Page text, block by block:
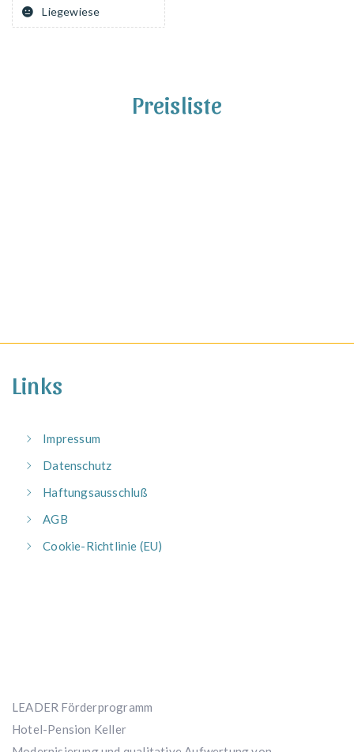
Liegewiese
Preisliste
Links
Impressum
Datenschutz
Haftungsausschluß
AGB
Cookie-Richtlinie (EU)
LEADER Förderprogramm
Hotel-Pension Keller